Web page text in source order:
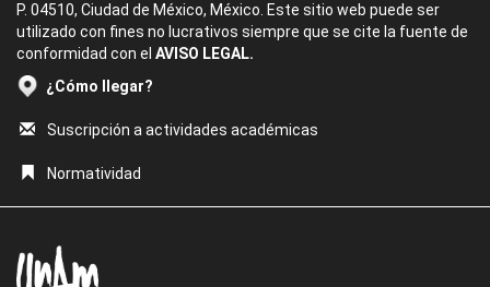
P. 04510, Ciudad de México, México. Este sitio web puede ser
utilizado con fines no lucrativos siempre que se cite la fuente de
conformidad con el AVISO LEGAL.
¿Cómo llegar?
Suscripción a actividades académicas
Normatividad